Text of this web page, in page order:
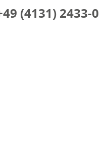
(4131) 2433-0